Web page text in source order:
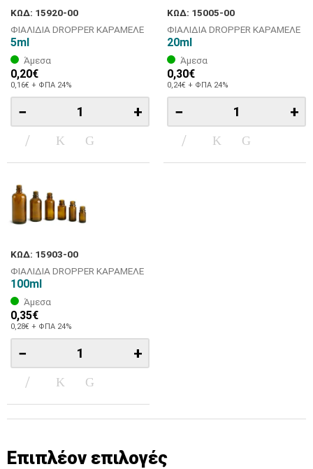
ΚΩΔ: 15920-00
ΦΙΑΛΙΔΙΑ DROPPER ΚΑΡΑΜΕΛΕ
5ml
Άμεσα
0,20€
0,16€ + ΦΠΑ 24%
− +
ΚΩΔ: 15005-00
ΦΙΑΛΙΔΙΑ DROPPER ΚΑΡΑΜΕΛΕ
20ml
Άμεσα
0,30€
0,24€ + ΦΠΑ 24%
− +
ΚΩΔ: 15903-00
ΦΙΑΛΙΔΙΑ DROPPER ΚΑΡΑΜΕΛΕ
100ml
Άμεσα
0,35€
0,28€ + ΦΠΑ 24%
− +
Επιπλέον επιλογές